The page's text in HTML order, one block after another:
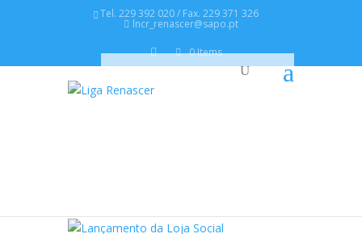
Tel. 229 392 020 / Fax. 229 371 326
lncr_renascer@sapo.pt
0 Items